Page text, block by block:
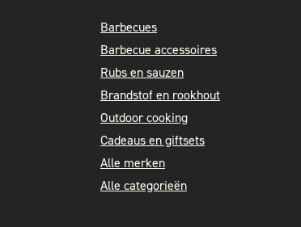
Barbecues
Barbecue accessoires
Rubs en sauzen
Brandstof en rookhout
Outdoor cooking
Cadeaus en giftsets
Alle merken
Alle categorieën